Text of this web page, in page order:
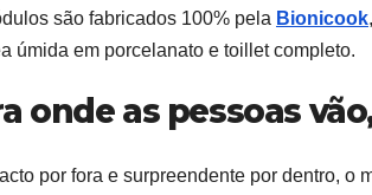
são fabricados 100% pela Bionicook
úmida em porcelanato e toillet completo.
onde as pessoas
por fora e surpreendente por dentro, o